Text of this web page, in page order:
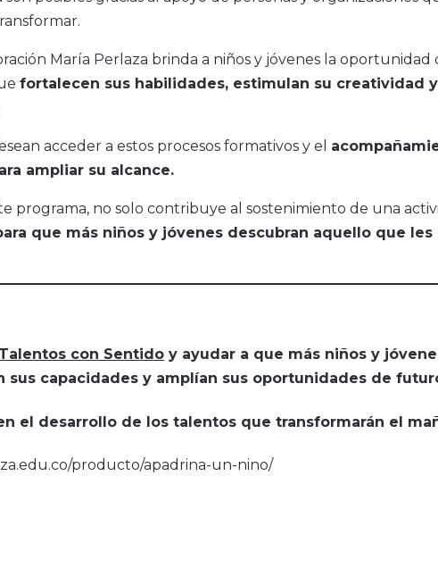
María Perlaza brinda a niños y jóvenes la oportunidad
fortalecen sus habilidades, estimulan su creatividad
acceder a estos procesos formativos y el
ampliar su alcance.
programa, no solo contribuye al sostenimiento de una
que más niños y jóvenes descubran aquello que les
con Sentido y ayudar a que más niños y
capacidades y amplían sus oportunidades de
el desarrollo de los talentos que transformarán el
producto/apadrina-un-nino/